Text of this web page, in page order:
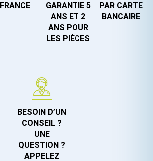
FRANCE
GARANTIE 5
ANS ET 2
ANS POUR
LES PIÈCES
PAR CARTE
BANCAIRE
BESOIN D’UN
CONSEIL ?
UNE
QUESTION ?
APPELEZ